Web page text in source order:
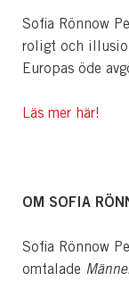
Sofia Rönnow
roligt och
Europas öde
Läs mer här!
OM SOFIA
Sofia Rönnow
omtalade